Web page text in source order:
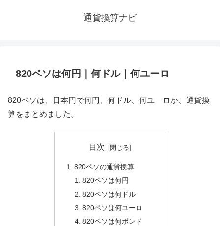
通貨換算ナビ
820ペソは何円｜何ドル｜何ユーロ
820ペソは、日本円で何円、何ドル、何ユーロか、通貨換
算をまとめました。
目次
820ペソの通貨換算
820ペソは何円
820ペソは何ドル
820ペソは何ユーロ
820ペソは何ポンド